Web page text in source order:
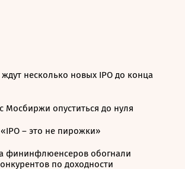
несколько новых IPO до конца
Мосбиржи опуститься до нуля
– это не пирожки»
фининфлюенсеров обогнали
по доходности